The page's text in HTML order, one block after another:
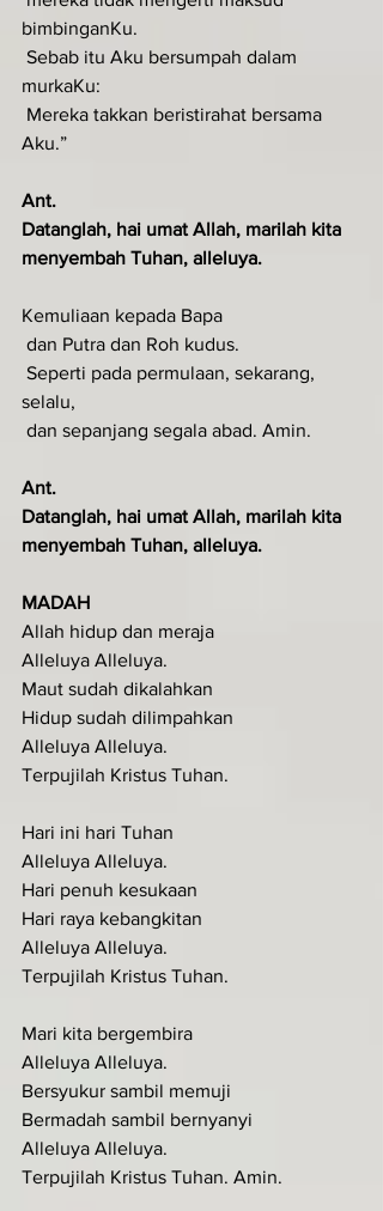
bimbinganKu.
murkaKu:
Aku.”
Ant.
Datanglah, hai umat Allah, marilah kita
menyembah Tuhan, alleluya.
Kemuliaan kepada Bapa
dan Putra dan Roh kudus.
selalu,
dan sepanjang segala abad. Amin.
Ant.
Datanglah, hai umat Allah, marilah kita
menyembah Tuhan, alleluya.
MADAH
Allah hidup dan meraja
Alleluya Alleluya.
Maut sudah dikalahkan
Hidup sudah dilimpahkan
Alleluya Alleluya.
Terpujilah Kristus Tuhan.
Hari ini hari Tuhan
Alleluya Alleluya.
Hari penuh kesukaan
Hari raya kebangkitan
Alleluya Alleluya.
Terpujilah Kristus Tuhan.
Mari kita bergembira
Alleluya Alleluya.
Bersyukur sambil memuji
Bermadah sambil bernyanyi
Alleluya Alleluya.
Terpujilah Kristus Tuhan. Amin.